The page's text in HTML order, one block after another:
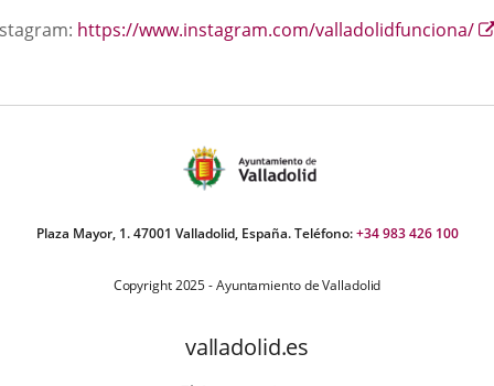
una
https://www.instagram.com/valladolidfunciona/
Plaza Mayor, 1. 47001 Valladolid, España. Teléfono:+34 983 426 100
Copyright 2025 - Ayuntamiento de Valladolid
valladolid.es